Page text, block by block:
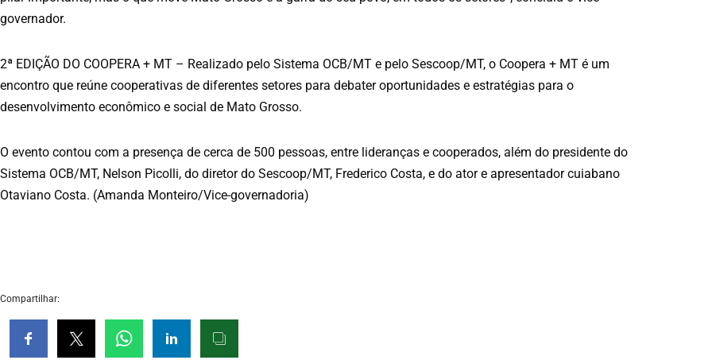
governador.
2ª EDIÇÃO DO COOPERA + MT – Realizado pelo Sistema OCB/MT e pelo Sescoop/MT, o Coopera + MT é um
encontro que reúne cooperativas de diferentes setores para debater oportunidades e estratégias para o
desenvolvimento econômico e social de Mato Grosso.
O evento contou com a presença de cerca de 500 pessoas, entre lideranças e cooperados, além do presidente do
Sistema OCB/MT, Nelson Picolli, do diretor do Sescoop/MT, Frederico Costa, e do ator e apresentador cuiabano
Otaviano Costa. (Amanda Monteiro/Vice-governadoria)
Compartilhar: